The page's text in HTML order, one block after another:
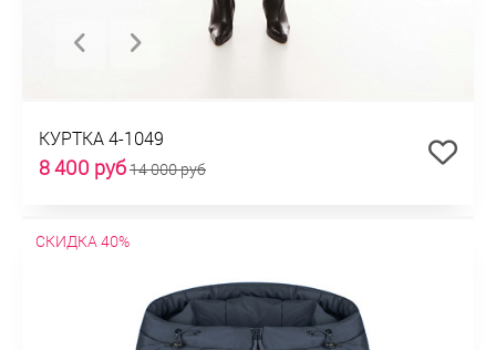
КУРТКА 4-1049
8 400 руб14 000 руб
СКИДКА 40%